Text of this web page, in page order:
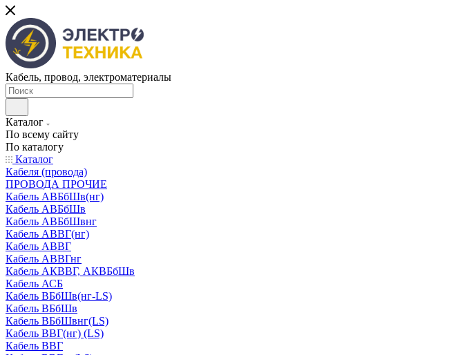
Кабель, провод, электроматериалы
Каталог
По всему сайту
По каталогу
Каталог
Кабеля (провода)
ПРОВОДА ПРОЧИЕ
Кабель АВБбШв(нг)
Кабель АВБбШв
Кабель АВБбШвнг
Кабель АВВГ(нг)
Кабель АВВГ
Кабель АВВГнг
Кабель АКВВГ, АКВБбШв
Кабель АСБ
Кабель ВБбШв(нг-LS)
Кабель ВБбШв
Кабель ВБбШвнг(LS)
Кабель ВВГ(нг) (LS)
Кабель ВВГ